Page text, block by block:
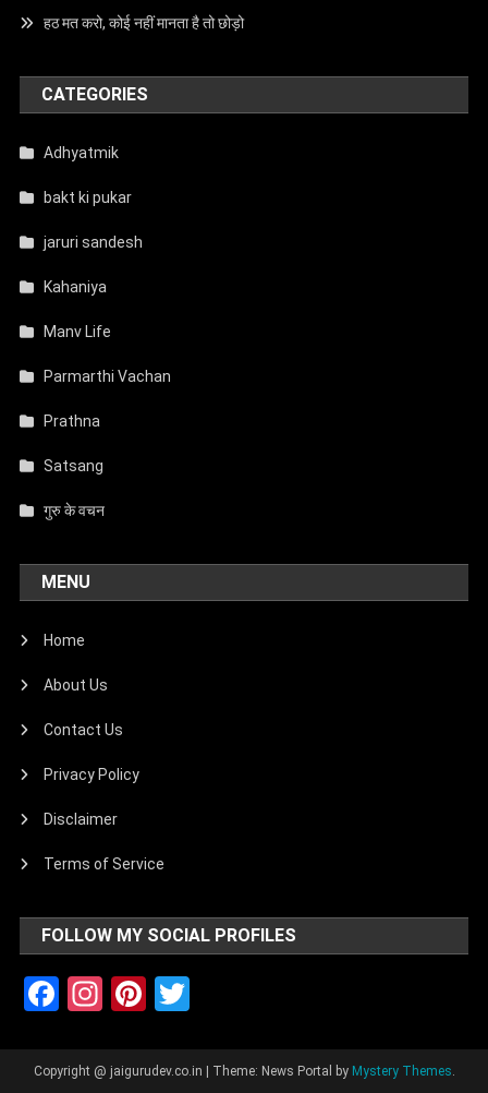
हठ मत करो, कोई नहीं मानता है तो छोड़ो
CATEGORIES
Adhyatmik
bakt ki pukar
jaruri sandesh
Kahaniya
Manv Life
Parmarthi Vachan
Prathna
Satsang
गुरु के वचन
MENU
Home
About Us
Contact Us
Privacy Policy
Disclaimer
Terms of Service
FOLLOW MY SOCIAL PROFILES
Facebook
Instagram
Pinterest
Copyright @ jaigurudev.co.in | Theme: News Portal by Mystery Themes